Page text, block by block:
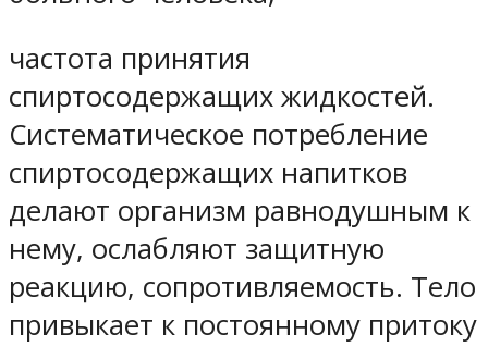
частота принятия
спиртосодержащих жидкостей.
Систематическое потребление
спиртосодержащих напитков
делают организм равнодушным к
нему, ослабляют защитную
реакцию, сопротивляемость. Тело
привыкает к постоянному притоку